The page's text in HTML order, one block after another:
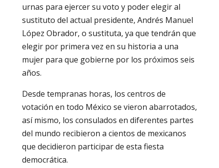
urnas para ejercer su voto y poder elegir al
sustituto del actual presidente, Andrés Manuel
López Obrador, o sustituta, ya que tendrán que
elegir por primera vez en su historia a una
mujer para que gobierne por los próximos seis
años.
Desde tempranas horas, los centros de
votación en todo México se vieron abarrotados,
así mismo, los consulados en diferentes partes
del mundo recibieron a cientos de mexicanos
que decidieron participar de esta fiesta
democrática.